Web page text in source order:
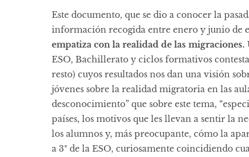
Este documento, que se dio a conocer la
información recogida entre enero y junio de
empatiza con la realidad de las migraciones.
ESO, Bachillerato y ciclos formativos
resto) cuyos resultados nos dan una visión
jóvenes sobre la realidad migratoria en las
desconocimiento” que sobre este tema,
países, los motivos que les llevan a sentir la
los alumnos y, más preocupante, cómo la
a 3º de la ESO, curiosamente coincidiendo